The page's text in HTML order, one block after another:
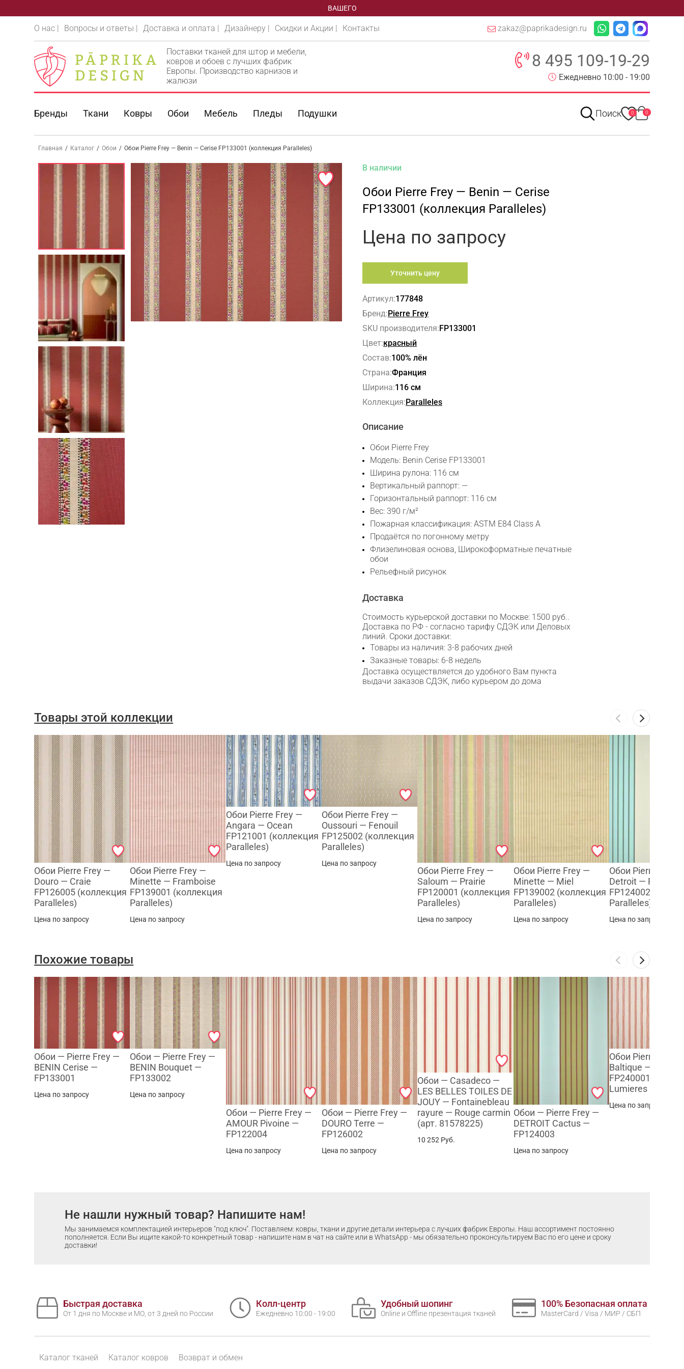
ВАШЕГО
О нас | Вопросы и ответы | Доставка и оплата | Дизайнеру | Скидки и Акции | Контакты zakaz@paprikadesign.ru
Поставки тканей для штор и мебели,
ковров и обоев с лучших фабрик
Европы. Производство карнизов и
жалюзи
8 495 109-19-29
Ежедневно 10:00 - 19:00
Бренды Ткани Ковры Обои Мебель Пледы Подушки Поиск 0 0
Главная / Каталог / Обои / Обои Pierre Frey — Benin — Cerise FP133001 (коллекция Paralleles)
В наличии
Обои Pierre Frey — Benin — Cerise
FP133001 (коллекция Paralleles)
Цена по запросу
Уточнить цену
Артикул:177848
Бренд:Pierre Frey
SKU производителя:FP133001
Цвет:красный
Состав:100% лён
Страна:Франция
Ширина:116 см
Коллекция:Paralleles
Описание
Обои Pierre Frey
Модель: Benin Cerise FP133001
Ширина рулона: 116 см
Вертикальный раппорт: —
Горизонтальный раппорт: 116 см
Вес: 390 г/м²
Пожарная классификация: ASTM E84 Class A
Продаётся по погонному метру
Флизелиновая основа, Широкоформатные печатные
обои
Рельефный рисунок
Доставка
Стоимость курьерской доставки по Москве: 1500 руб..
Доставка по РФ - согласно тарифу СДЭК или Деловых
линий. Сроки доставки:
Товары из наличия: 3-8 рабочих дней
Заказные товары: 6-8 недель
Доставка осуществляется до удобного Вам пункта
выдачи заказов СДЭК, либо курьером до дома
Товары этой коллекции
Обои Pierre Frey —
Douro — Craie
FP126005 (коллекция
Paralleles)
Цена по запросу
Обои Pierre Frey —
Minette — Framboise
FP139001 (коллекция
Paralleles)
Цена по запросу
Обои Pierre Frey —
Angara — Ocean
FP121001 (коллекция
Paralleles)
Цена по запросу
Обои Pierre Frey —
Oussouri — Fenouil
FP125002 (коллекция
Paralleles)
Цена по запросу
Обои Pierre Frey —
Saloum — Prairie
FP120001 (коллекция
Paralleles)
Цена по запросу
Обои Pierre Frey —
Minette — Miel
FP139002 (коллекция
Paralleles)
Цена по запросу
Обои Pierre Frey
Detroit — Piscine
FP124002
Paralleles)
Цена по запросу
Похожие товары
Обои — Pierre Frey —
BENIN Cerise —
FP133001
Цена по запросу
Обои — Pierre Frey —
BENIN Bouquet —
FP133002
Цена по запросу
Обои — Pierre Frey —
AMOUR Pivoine —
FP122004
Цена по запросу
Обои — Pierre Frey —
DOURO Terre —
FP126002
Цена по запросу
Обои — Casadeco —
LES BELLES TOILES DE
JOUY — Fontainebleau
rayure — Rouge carmin
(арт. 81578225)
10 252 Руб.
Обои — Pierre Frey —
DETROIT Cactus —
FP124003
Цена по запросу
Обои Pierre Frey
Baltique —
FP240001
Lumieres
Цена по запросу
Не нашли нужный товар? Напишите нам!
Мы занимаемся комплектацией интерьеров "под ключ". Поставляем: ковры, ткани и другие детали интерьера с лучших фабрик Европы. Наш ассортимент постоянно
пополняется. Если Вы ищите какой-то конкретный товар - напишите нам в чат на сайте или в WhatsApp - мы обязательно проконсультируем Вас по его цене и сроку
доставки!
Быстрая доставка
От 1 дня по Москве и МО, от 3 дней по России
Колл-центр
Ежедневно 10:00 - 19:00
Удобный шопинг
Online и Offline презентация тканей
100% Безопасная оплата
MasterCard / Visa / МИР / СБП
Каталог тканей Каталог ковров Возврат и обмен
WhatsApp
Telegram